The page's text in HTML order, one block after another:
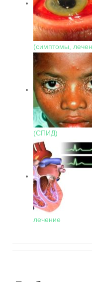
(симптомы,
(СПИД)
лечение